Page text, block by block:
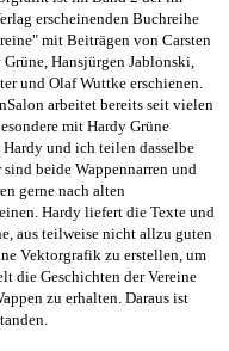
erscheinenden Buchreihe
mit Beiträgen von Carsten
Grüne, Hansjürgen Jablonski,
und Olaf Wuttke erschienen.
arbeitet bereits seit vielen
mit Hardy Grüne
Hardy und ich teilen dasselbe
beide Wappennarren und
gerne nach alten
Hardy liefert die Texte und
aus teilweise nicht allzu guten
Vektorgrafik zu erstellen, um
die Geschichten der Vereine
zu erhalten. Daraus ist